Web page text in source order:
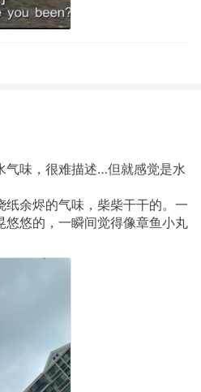
气味，很难描述…但就感觉是水
余烬的气味，柴柴干干的。一
悠悠的，一瞬间觉得像章鱼小丸